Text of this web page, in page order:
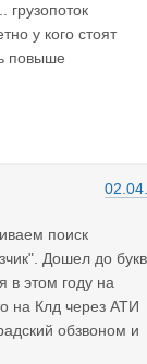
грузопоток
у кого стоят
повыше
поиск
Дошел до
в этом году на
на Клд через АТИ
обзвоном и